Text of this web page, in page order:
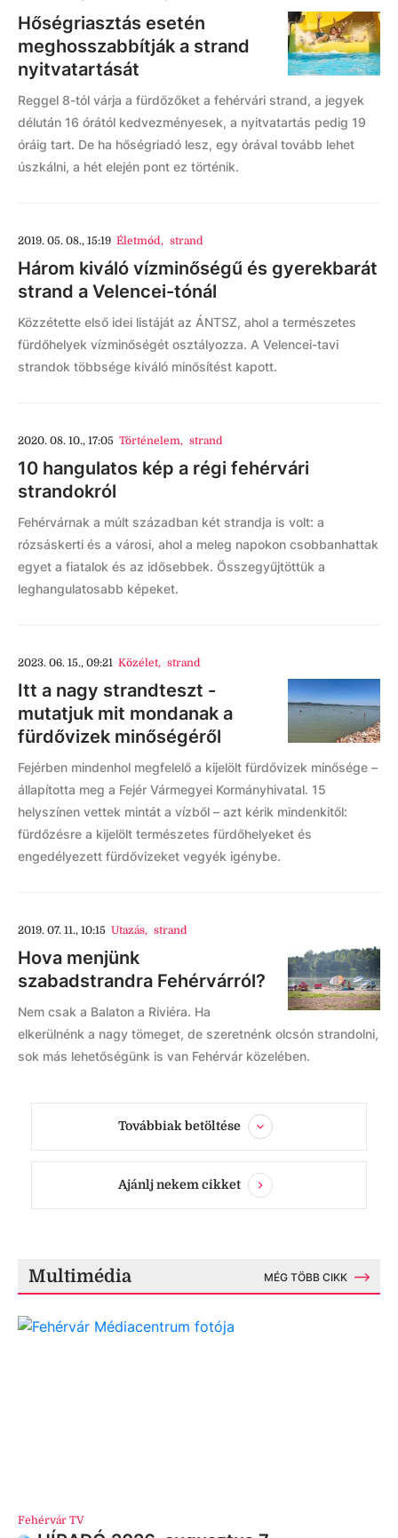
Hőségriasztás esetén
meghosszabbítják a strand
nyitvatartását
Reggel 8-tól várja a fürdőzőket a fehérvári strand, a jegyek
délután 16 órától kedvezményesek, a nyitvatartás pedig 19
óráig tart. De ha hőségriadó lesz, egy órával tovább lehet
úszkálni, a hét elején pont ez történik.
2019. 05. 08., 15:19 Életmód, strand
Három kiváló vízminőségű és gyerekbarát
strand a Velencei-tónál
Közzétette első idei listáját az ÁNTSZ, ahol a természetes
fürdőhelyek vízminőségét osztályozza. A Velencei-tavi
strandok többsége kiváló minősítést kapott.
2020. 08. 10., 17:05 Történelem, strand
10 hangulatos kép a régi fehérvári
strandokról
Fehérvárnak a múlt században két strandja is volt: a
rózsáskerti és a városi, ahol a meleg napokon csobbanhattak
egyet a fiatalok és az idősebbek. Összegyűjtöttük a
leghangulatosabb képeket.
2023. 06. 15., 09:21 Közélet, strand
Itt a nagy strandteszt -
mutatjuk mit mondanak a
fürdővizek minőségéről
Fejérben mindenhol megfelelő a kijelölt fürdővizek minősége –
állapította meg a Fejér Vármegyei Kormányhivatal. 15
helyszínen vettek mintát a vízből – azt kérik mindenkitől:
fürdőzésre a kijelölt természetes fürdőhelyeket és
engedélyezett fürdővizeket vegyék igénybe.
2019. 07. 11., 10:15 Utazás, strand
Hova menjünk
szabadstrandra Fehérvárról?
Nem csak a Balaton a Riviéra. Ha
elkerülnénk a nagy tömeget, de szeretnénk olcsón strandolni,
sok más lehetőségünk is van Fehérvár közelében.
Továbbiak betöltése
Ajánlj nekem cikket
Multimédia MÉG TÖBB CIKK
Fehérvár TV